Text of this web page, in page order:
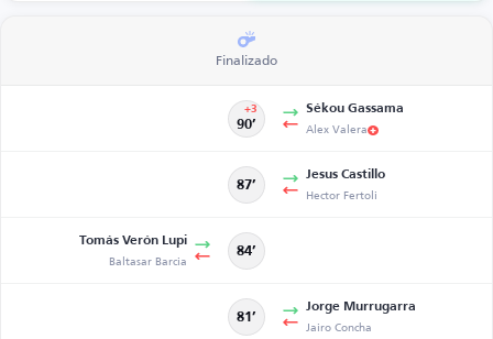
Finalizado
90’
+3 Sékou Gassama
Alex Valera
87’
Jesus Castillo
Hector Fertoli
Tomás Verón Lupi
Baltasar Barcia 84’
81’
Jorge Murrugarra
Jairo Concha